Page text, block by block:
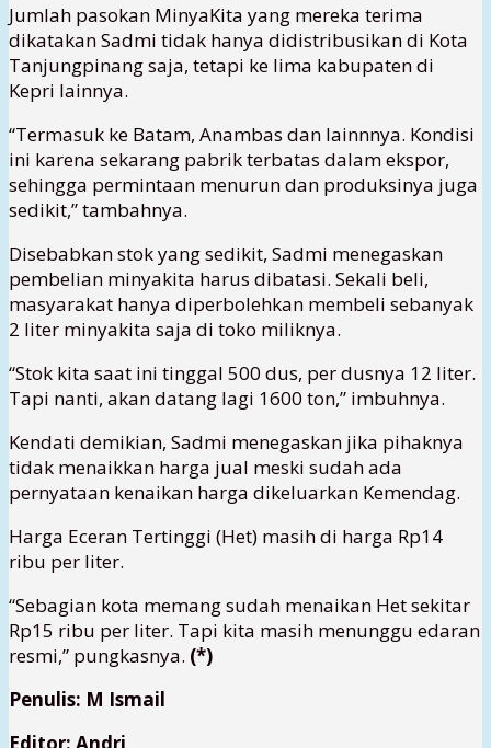
Jumlah pasokan MinyaKita yang mereka terima
dikatakan Sadmi tidak hanya didistribusikan di Kota
Tanjungpinang saja, tetapi ke lima kabupaten di
Kepri lainnya.
“Termasuk ke Batam, Anambas dan lainnnya. Kondisi
ini karena sekarang pabrik terbatas dalam ekspor,
sehingga permintaan menurun dan produksinya juga
sedikit,” tambahnya.
Disebabkan stok yang sedikit, Sadmi menegaskan
pembelian minyakita harus dibatasi. Sekali beli,
masyarakat hanya diperbolehkan membeli sebanyak
2 liter minyakita saja di toko miliknya.
“Stok kita saat ini tinggal 500 dus, per dusnya 12 liter.
Tapi nanti, akan datang lagi 1600 ton,” imbuhnya.
Kendati demikian, Sadmi menegaskan jika pihaknya
tidak menaikkan harga jual meski sudah ada
pernyataan kenaikan harga dikeluarkan Kemendag.
Harga Eceran Tertinggi (Het) masih di harga Rp14
ribu per liter.
“Sebagian kota memang sudah menaikan Het sekitar
Rp15 ribu per liter. Tapi kita masih menunggu edaran
resmi,” pungkasnya. (*)
Penulis: M Ismail
Editor: Andri